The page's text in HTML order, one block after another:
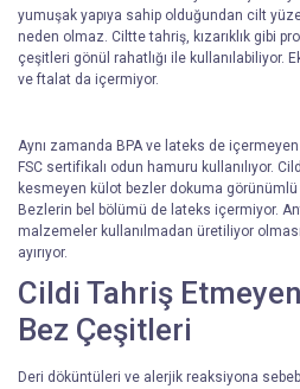
yumuşak yapıya sahip olduğundan cilt
neden olmaz. Ciltte tahriş, kızarıklık gibi
çeşitleri gönül rahatlığı ile kullanılabiliyor.
ve ftalat da içermiyor.
Aynı zamanda BPA ve lateks de içermeyen
FSC sertifikalı odun hamuru kullanılıyor.
kesmeyen külot bezler dokuma
Bezlerin bel bölümü de lateks içermiyor.
malzemeler kullanılmadan üretiliyor
ayırıyor.
Cildi Tahriş
Bez Çeşitleri
Deri döküntüleri ve alerjik reaksiyona